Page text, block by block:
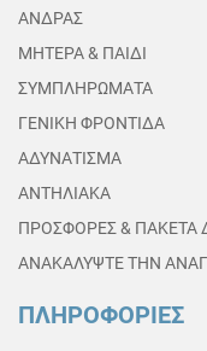
ΑΝΔΡΑΣ
ΜΗΤΕΡΑ & ΠΑΙΔΙ
ΣΥΜΠΛΗΡΩΜΑΤΑ
ΓΕΝΙΚΗ ΦΡΟΝΤΙΔΑ
ΑΔΥΝΑΤΙΣΜΑ
ΑΝΤΗΛΙΑΚΑ
ΠΡΟΣΦΟΡΕΣ & ΠΑΚΕΤΑ
ΑΝΑΚΑΛΥΨΤΕ ΤΗΝ
ΠΛΗΡΟΦΟΡΙΕΣ